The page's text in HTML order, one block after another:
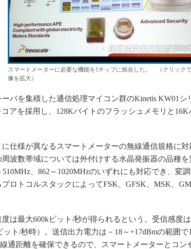
スマートメーターに必要な機能を1チップに統合した。 （クリック
像を拡大）
バを集積した通信処理マイコン群のKinetis KW01シ
コアを採用し、128Kバイトのフラッシュメモリと
仕様が異なるスマートメーターの無線通信規格に対
波数帯域については外付けする水晶発振器の品種を
510MHz、862～1020MHzのいずれにも対応でき、変
プロトコルスタックによってFSK、GFSK、MSK、
は最大600kビット/秒が得られるという。受信感度は
ット/秒時）。送信出力電力は－18～+17dBmの範囲
通距離を確保できるので、スマートメーターとコン